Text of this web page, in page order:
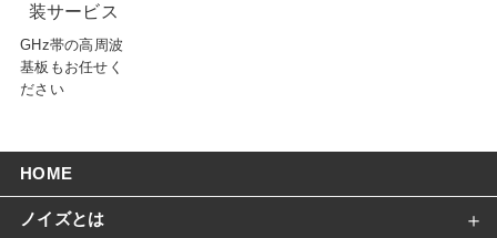
GHz帯の高周波
基板もお任せく
ださい
HOME
ノイズとは